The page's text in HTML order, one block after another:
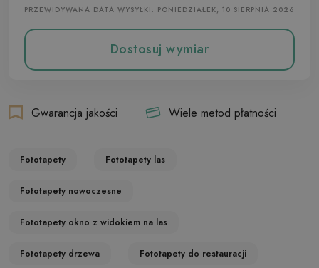
PRZEWIDYWANA DATA WYSYŁKI: PONIEDZIAŁEK, 10 SIERPNIA 2026
Dostosuj wymiar
Gwarancja jakości Wiele metod płatności
Fototapety Fototapety las
Fototapety nowoczesne
Fototapety okno z widokiem na las
Fototapety drzewa Fototapety do restauracji